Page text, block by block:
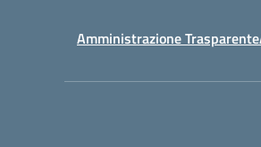
Amministrazione Trasparente